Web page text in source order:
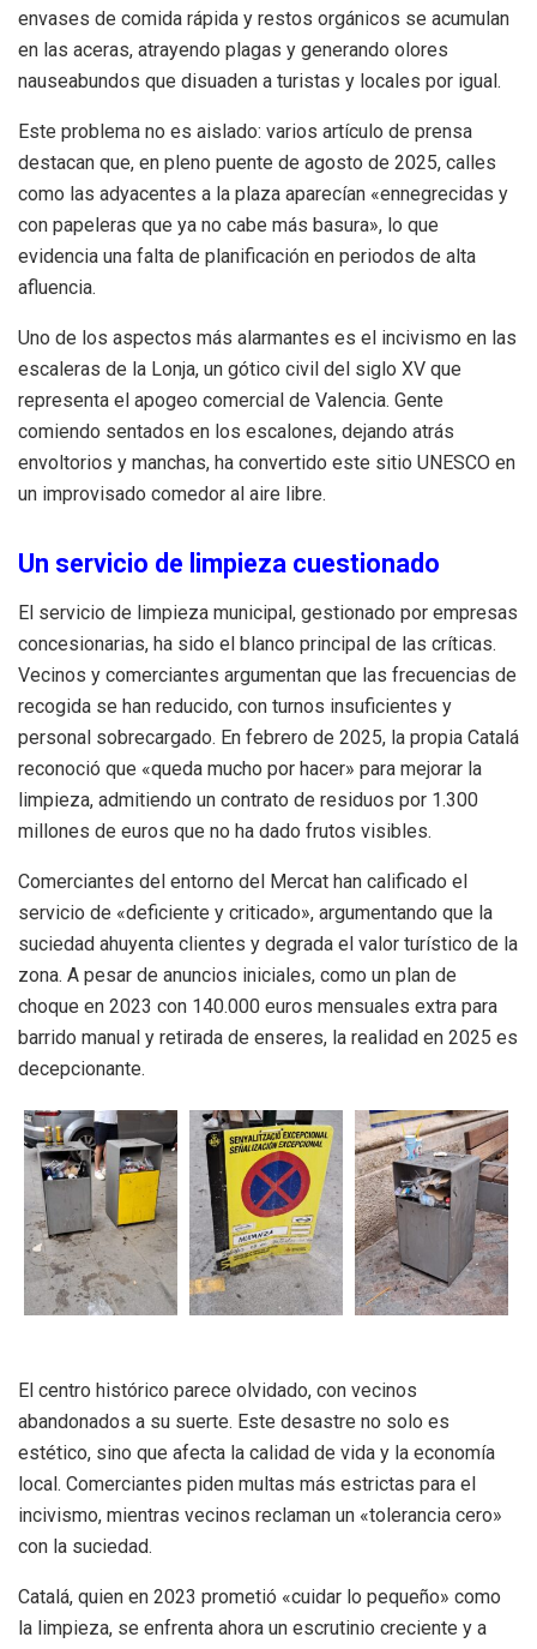
envases de comida rápida y restos orgánicos se acumulan
en las aceras, atrayendo plagas y generando olores
nauseabundos que disuaden a turistas y locales por igual.
Este problema no es aislado: varios artículo de prensa
destacan que, en pleno puente de agosto de 2025, calles
como las adyacentes a la plaza aparecían «ennegrecidas y
con papeleras que ya no cabe más basura», lo que
evidencia una falta de planificación en periodos de alta
afluencia.
Uno de los aspectos más alarmantes es el incivismo en las
escaleras de la Lonja, un gótico civil del siglo XV que
representa el apogeo comercial de Valencia. Gente
comiendo sentados en los escalones, dejando atrás
envoltorios y manchas, ha convertido este sitio UNESCO en
un improvisado comedor al aire libre.
Un servicio de limpieza cuestionado
El servicio de limpieza municipal, gestionado por empresas
concesionarias, ha sido el blanco principal de las críticas.
Vecinos y comerciantes argumentan que las frecuencias de
recogida se han reducido, con turnos insuficientes y
personal sobrecargado. En febrero de 2025, la propia Catalá
reconoció que «queda mucho por hacer» para mejorar la
limpieza, admitiendo un contrato de residuos por 1.300
millones de euros que no ha dado frutos visibles.
Comerciantes del entorno del Mercat han calificado el
servicio de «deficiente y criticado», argumentando que la
suciedad ahuyenta clientes y degrada el valor turístico de la
zona. A pesar de anuncios iniciales, como un plan de
choque en 2023 con 140.000 euros mensuales extra para
barrido manual y retirada de enseres, la realidad en 2025 es
decepcionante.
El centro histórico parece olvidado, con vecinos
abandonados a su suerte. Este desastre no solo es
estético, sino que afecta la calidad de vida y la economía
local. Comerciantes piden multas más estrictas para el
incivismo, mientras vecinos reclaman un «tolerancia cero»
con la suciedad.
Catalá, quien en 2023 prometió «cuidar lo pequeño» como
la limpieza, se enfrenta ahora un escrutinio creciente y a